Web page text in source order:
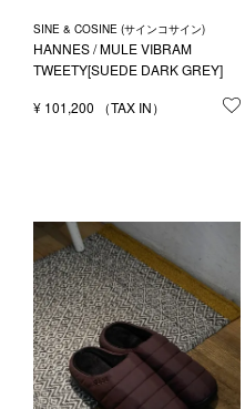
SINE & COSINE (サインコサイン)
HANNES / MULE VIBRAM
TWEETY[SUEDE DARK GREY]
¥ 101,200